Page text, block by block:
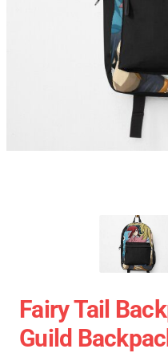
Fairy Tail
Guild